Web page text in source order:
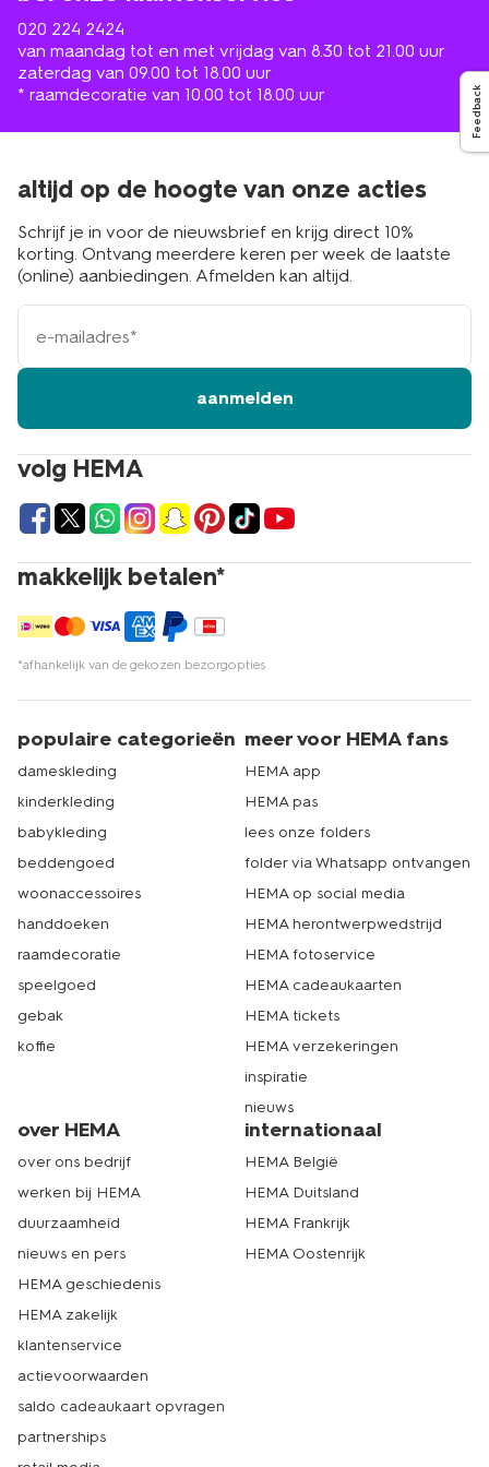
Feedback
020 224 2424
van maandag tot en met vrijdag van 8.30 tot 21.00 uur
zaterdag van 09.00 tot 18.00 uur
* raamdecoratie van 10.00 tot 18.00 uur
volg HEMA
makkelijk betalen*
*afhankelijk van de gekozen bezorgopties
altijd op de hoogte van onze acties
Schrijf je in voor de nieuwsbrief en krijg direct 10%
korting. Ontvang meerdere keren per week de laatste
(online) aanbiedingen. Afmelden kan altijd.
e-
mailadres
aanmelden
populaire categorieën
dameskleding
kinderkleding
babykleding
beddengoed
woonaccessoires
handdoeken
raamdecoratie
speelgoed
gebak
koffie
meer voor HEMA fans
HEMA app
HEMA pas
lees onze folders
folder via Whatsapp ontvangen
HEMA op social media
HEMA herontwerpwedstrijd
HEMA fotoservice
HEMA cadeaukaarten
HEMA tickets
HEMA verzekeringen
inspiratie
nieuws
over HEMA
over ons bedrijf
werken bij HEMA
duurzaamheid
nieuws en pers
HEMA geschiedenis
HEMA zakelijk
klantenservice
actievoorwaarden
saldo cadeaukaart opvragen
partnerships
internationaal
HEMA België
HEMA Duitsland
HEMA Frankrijk
HEMA Oostenrijk